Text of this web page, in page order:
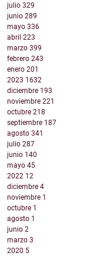
julio 329
junio 289
mayo 336
abril 223
marzo 399
febrero 243
enero 201
2023 1632
diciembre 193
noviembre 221
octubre 218
septiembre 187
agosto 341
julio 287
junio 140
mayo 45
2022 12
diciembre 4
noviembre 1
octubre 1
agosto 1
junio 2
marzo 3
2020 5